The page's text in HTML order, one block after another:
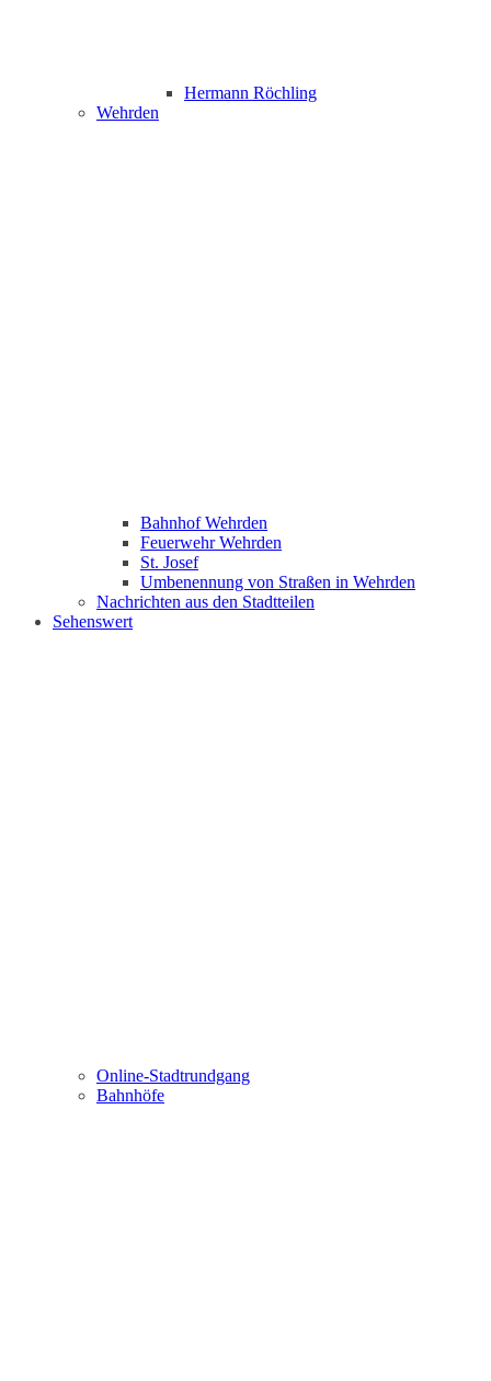
Hermann Röchling
Wehrden
Bahnhof Wehrden
Feuerwehr Wehrden
St. Josef
Umbenennung von Straßen in Wehrden
Nachrichten aus den Stadtteilen
Sehenswert
Online-Stadtrundgang
Bahnhöfe